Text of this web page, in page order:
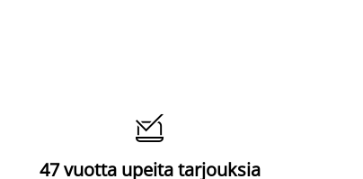

47 vuotta upeita tarjouksia